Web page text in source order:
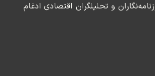
و تحلیلگران اقتصادی ادغام